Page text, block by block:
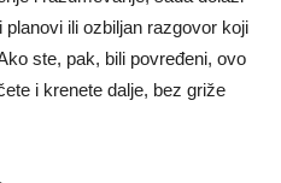
ili ozbiljan razgovor koji
ste, pak, bili povređeni, ovo
i krenete dalje, bez griže